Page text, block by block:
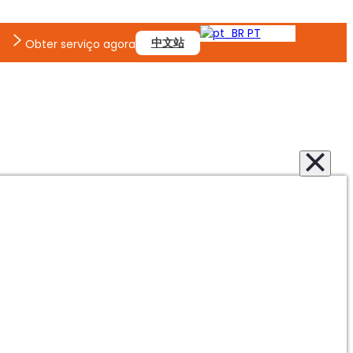
Obter serviço agora
中文站
PT